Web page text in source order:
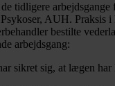
tidligere
AUH. Praksis
bestilte
arbejdsgang:
sikret sig, at lægen